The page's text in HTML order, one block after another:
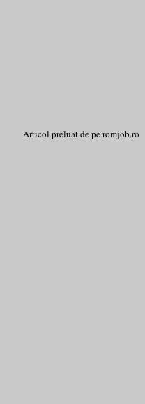
Articol preluat de pe romjob.ro